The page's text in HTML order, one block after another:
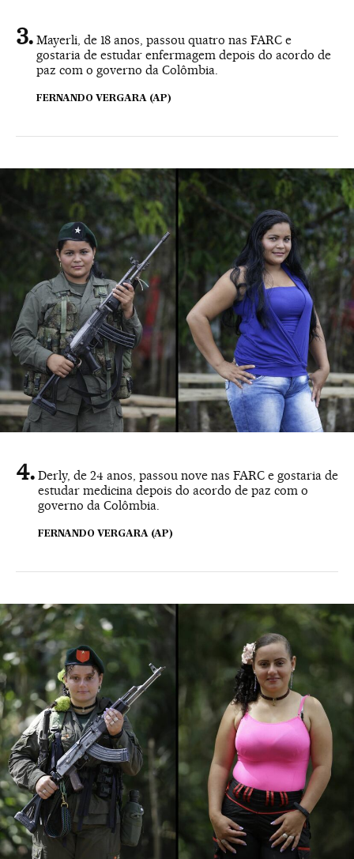
Mayerli, de 18 anos, passou quatro nas FARC e
gostaria de estudar enfermagem depois do acordo de
paz com o governo da Colômbia.
FERNANDO VERGARA (AP)
Derly, de 24 anos, passou nove nas FARC e gostaria de
estudar medicina depois do acordo de paz com o
governo da Colômbia.
FERNANDO VERGARA (AP)